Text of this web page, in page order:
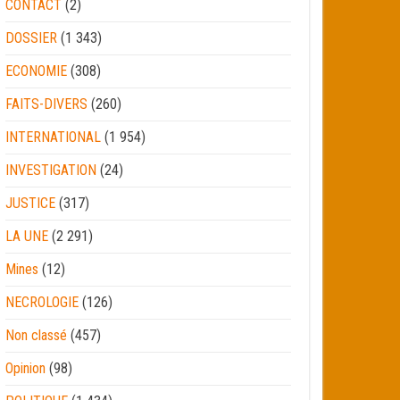
CONTACT (2)
DOSSIER (1 343)
ECONOMIE (308)
FAITS-DIVERS (260)
INTERNATIONAL (1 954)
INVESTIGATION (24)
JUSTICE (317)
LA UNE (2 291)
Mines (12)
NECROLOGIE (126)
Non classé (457)
Opinion (98)